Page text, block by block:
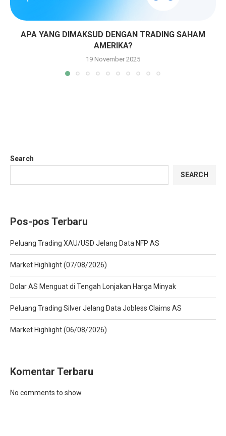
APA YANG DIMAKSUD DENGAN TRADING SAHAM
AMERIKA?
19 November 2025
Search
SEARCH
Pos-pos Terbaru
Peluang Trading XAU/USD Jelang Data NFP AS
Market Highlight (07/08/2026)
Dolar AS Menguat di Tengah Lonjakan Harga Minyak
Peluang Trading Silver Jelang Data Jobless Claims AS
Market Highlight (06/08/2026)
Komentar Terbaru
No comments to show.